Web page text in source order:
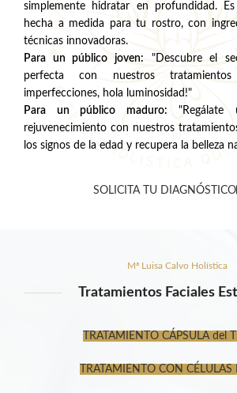
simplemente hidratar en profundidad.
hecha a medida para tu rostro, con
técnicas innovadoras.
Para un público joven: "Descubre el
perfecta con nuestros tratamientos
imperfecciones, hola luminosidad!"
Para un público maduro: "Regálate
rejuvenecimiento con nuestros
los signos de la edad y recupera la belleza
SOLICITA TU DIAGNÓSTICO
Mª Luisa Calvo Holística
Tratamientos Faciales
TRATAMIENTO CÁPSULA del
TRATAMIENTO CON CÉLULAS